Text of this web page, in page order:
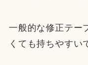
一般的な修正テー
くても持ちやすい